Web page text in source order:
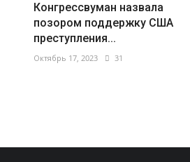
Конгрессвуман назвала
позором поддержку США
преступления...
Октябрь 17, 2023 31